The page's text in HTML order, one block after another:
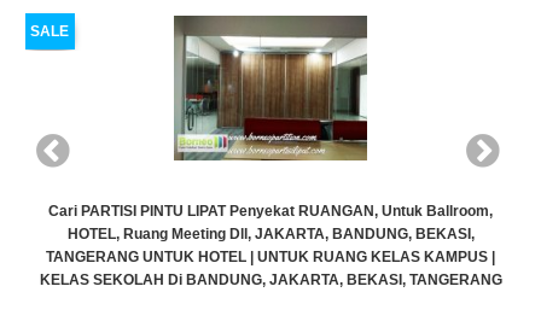
SALE
Cari PARTISI PINTU LIPAT Penyekat RUANGAN, Untuk Ballroom,
HOTEL, Ruang Meeting Dll, JAKARTA, BANDUNG, BEKASI,
TANGERANG UNTUK HOTEL | UNTUK RUANG KELAS KAMPUS |
KELAS SEKOLAH Di BANDUNG, JAKARTA, BEKASI, TANGERANG